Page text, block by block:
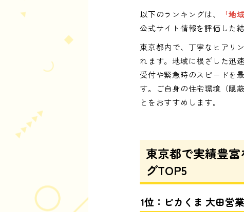
以下のランキングは、 「地
公式サイト情報を評価した結
東京都内で、丁寧なヒアリ
れます。地域に根ざした迅
受付や緊急時のスピードを
す。ご自身の住宅環境（隠
とをおすすめします。
東京都で実績豊
グTOP5
1位：ピカくま 大田営